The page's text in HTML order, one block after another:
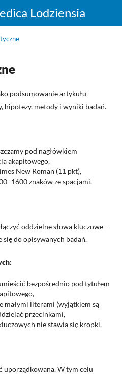
Lodziensia
podsumowanie artykułu
hipotezy, metody i wyniki badań.
pod nagłówkiem
akapitowego,
New Roman (11 pkt),
znaków ze spacjami.
oddzielne słowa kluczowe –
się do opisywanych badań.
bezpośrednio pod tytułem
małymi literami (wyjątkiem są
przecinkami,
nie stawia się kropki.
uporządkowana. W tym celu